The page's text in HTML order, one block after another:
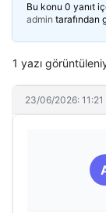
Bu konu 0 yanıt
admin tarafından
1 yazı
23/06/2026: 11:21